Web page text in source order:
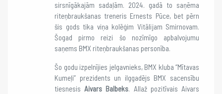
sirsnīgākajām sadaļām. 2024. gadā to saņēma
riteņbraukšanas treneris Ernests Pūce, bet pērn
šis gods tika viņa kolēģim Vitālijam Smirnovam.
Šogad pirmo reizi šo nozīmīgo apbalvojumu
saņems BMX riteņbraukšanas personība.
Šo godu izpelnījies jelgavnieks, BMX kluba “Mītavas
Kumeļi” prezidents un ilggadējs BMX sacensību
tiesnesisAivars Balbeks. Allaž pozitīvais Aivars